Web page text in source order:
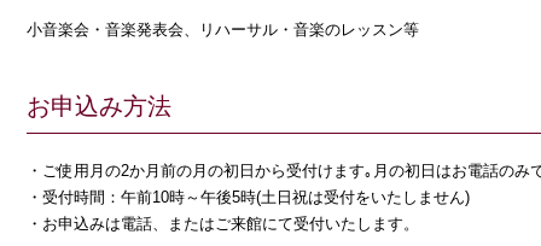
小音楽会・音楽発表会、リハーサル・音楽のレッスン等
お申込み方法
ご使用月の2か月前の月の初日から受付けます｡月の初日はお電話のみ
受付時間：午前10時～午後5時(土日祝は受付をいたしません)
お申込みは電話、またはご来館にて受付いたします。